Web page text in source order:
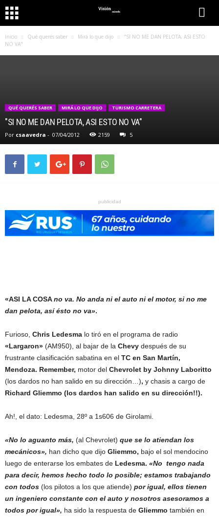
Inicio Qué querés saber Mirá lo que dijo
"SI NO ME DAN PELOTA, ASI ESTO
NO VA"
QUÉ QUERÉS SABER MIRÁ LO QUE DIJO TURISMO CARRETERA
"SI NO ME DAN PELOTA, ASI ESTO NO VA"
Por csaavedra - 07/04/2012 2159 5
publicidad
«ASI LA COSAno va. No anda ni el auto ni el motor, si no me
dan pelota, así ésto no va».
Furioso, Chris Ledesma lo tiró en el programa de radio
«Largaron» (AM950), al bajar de la Chevy después de su
frustrante clasificación sabatina en el TC en San Martín,
Mendoza. Remember, motor del Chevrolet by Johnny Laboritto
(los dardos no han salido en su dirección…), y chasis a cargo de
Richard Gliemmo (los dardos han salido en su dirección!!).
Ah!, el dato: Ledesma, 28º a 1s606 de Girolami.
«No lo aguanto más, (al Chevrolet) que se lo atiendan los
mecánicos», han dicho que dijo Gliemmo, bajo el sol mendocino
luego de enterarse los embates de Ledesma. «No tengo nada
para decir, hemos hecho todo lo posible; estamos trabajando
con todos (los pilotos a los que atiende) por igual, ellos tienen
un ingeniero constante con el auto y nosotros asesoramos a
todos por igual», ha sido la respuesta de Gliemmo también en